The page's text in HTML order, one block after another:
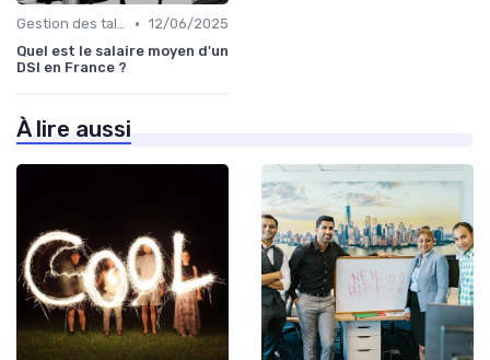
Gestion des talents IT • 12/06/2025
Quel est le salaire moyen d'un
DSI en France ?
À lire aussi